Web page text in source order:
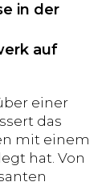
in der
auf
einer
das
mit einem
hat. Von